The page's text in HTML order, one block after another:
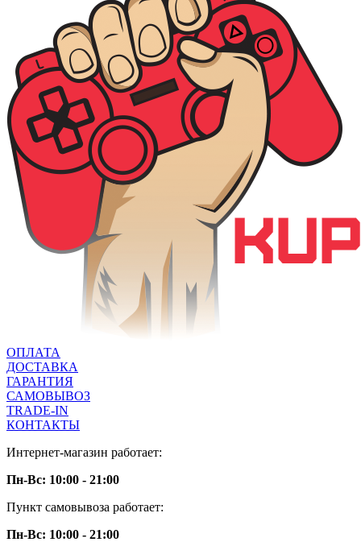
ОПЛАТА
ДОСТАВКА
ГАРАНТИЯ
САМОВЫВОЗ
TRADE-IN
КОНТАКТЫ
Интернет-магазин работает:
Пн-Вс: 10:00 - 21:00
Пункт самовывоза работает:
Пн-Вс: 10:00 - 21:00